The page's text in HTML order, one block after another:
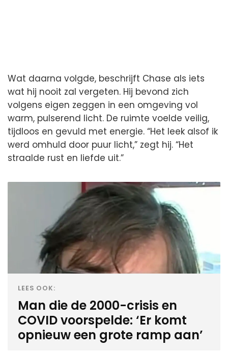
Wat daarna volgde, beschrijft Chase als iets
wat hij nooit zal vergeten. Hij bevond zich
volgens eigen zeggen in een omgeving vol
warm, pulserend licht. De ruimte voelde veilig,
tijdloos en gevuld met energie. “Het leek alsof ik
werd omhuld door puur licht,” zegt hij. “Het
straalde rust en liefde uit.”
LEES OOK:
Man die de 2000-crisis en
COVID voorspelde: ‘Er komt
opnieuw een grote ramp aan’